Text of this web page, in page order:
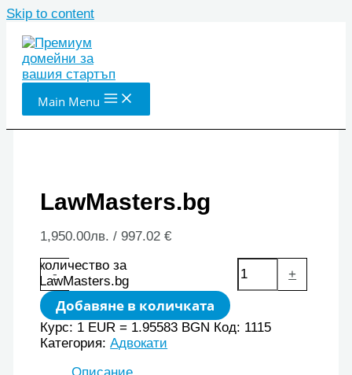
Skip to content
Main Menu
LawMasters.bg
1,950.00лв. / 997.02 €
-
количество за
LawMasters.bg
+
Добавяне в количката
Курс: 1 EUR = 1.95583 BGN Код: 1115
Категория:Адвокати